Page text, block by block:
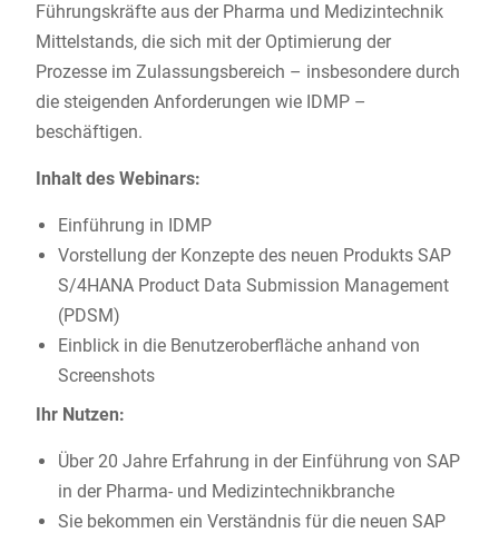
Führungskräfte aus der Pharma und Medizintechnik
Mittelstands, die sich mit der Optimierung der
Prozesse im Zulassungsbereich – insbesondere durch
die steigenden Anforderungen wie IDMP –
beschäftigen.
Inhalt des Webinars:
Einführung in IDMP
Vorstellung der Konzepte des neuen Produkts SAP
S/4HANA Product Data Submission Management
(PDSM)
Einblick in die Benutzeroberfläche anhand von
Screenshots
Ihr Nutzen:
Über 20 Jahre Erfahrung in der Einführung von SAP
in der Pharma- und Medizintechnikbranche
Sie bekommen ein Verständnis für die neuen SAP